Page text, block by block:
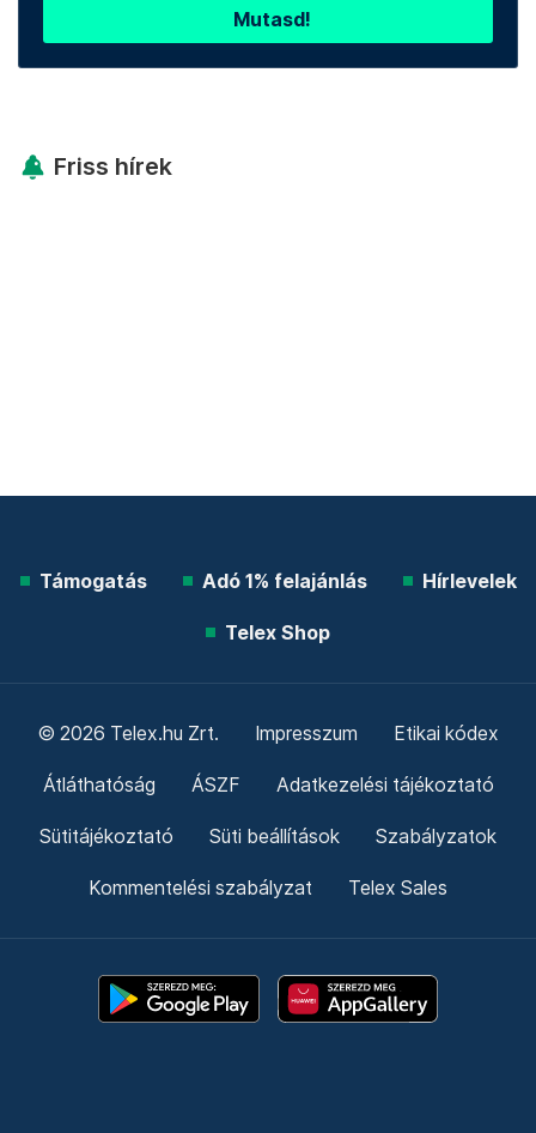
Mutasd!
Friss hírek
Támogatás Adó 1% felajánlás Hírlevelek
Telex Shop
© 2026 Telex.hu Zrt. Impresszum Etikai kódex
Átláthatóság ÁSZF Adatkezelési tájékoztató
Sütitájékoztató Süti beállítások Szabályzatok
Kommentelési szabályzat Telex Sales